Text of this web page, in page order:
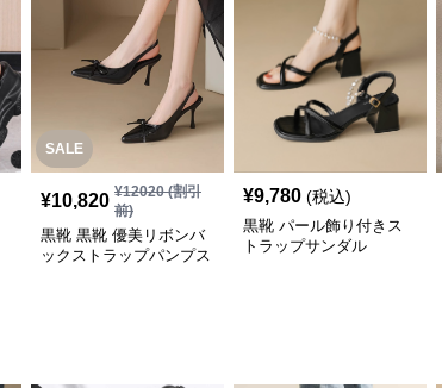
SALE
¥10,820 ¥12020(割引
前)
黒靴 黒靴 優美リボンバ
ックストラップパンプス
¥9,780 (税込)
黒靴 パール飾り付きス
トラップサンダル